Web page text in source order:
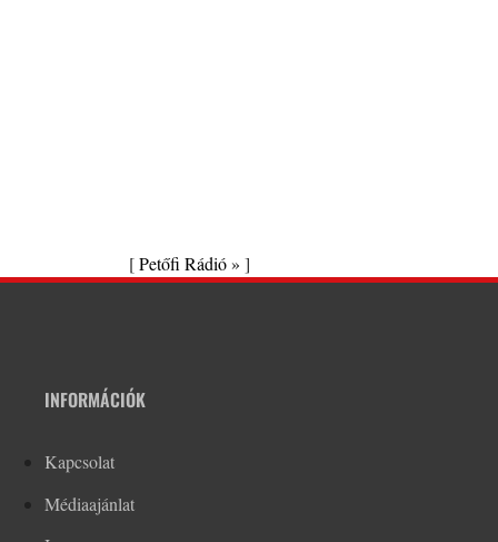
[Petőfi Rádió » ]
INFORMÁCIÓK
Kapcsolat
Médiaajánlat